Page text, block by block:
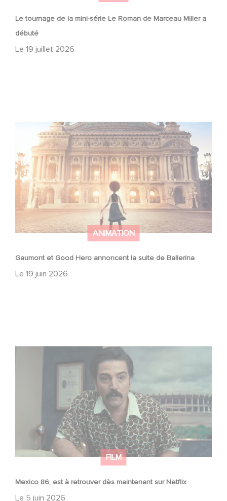
Le tournage de la mini-série Le Roman de Marceau Miller a
débuté
Le 19 juillet 2026
ANIMATION
Gaumont et Good Hero annoncent la suite de Ballerina
Le 19 juin 2026
Gaumont et Good Hero annoncent la suite de Ballerina
FILM
Mexico 86, est à retrouver dès maintenant sur Netflix
Le 5 juin 2026
Mexico 86, est à retrouver dès maintenant sur Netflix